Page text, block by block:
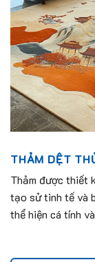
THẢM DỆT
Thảm được thiết
tạo sử tinh tế và
thể hiện cá tính